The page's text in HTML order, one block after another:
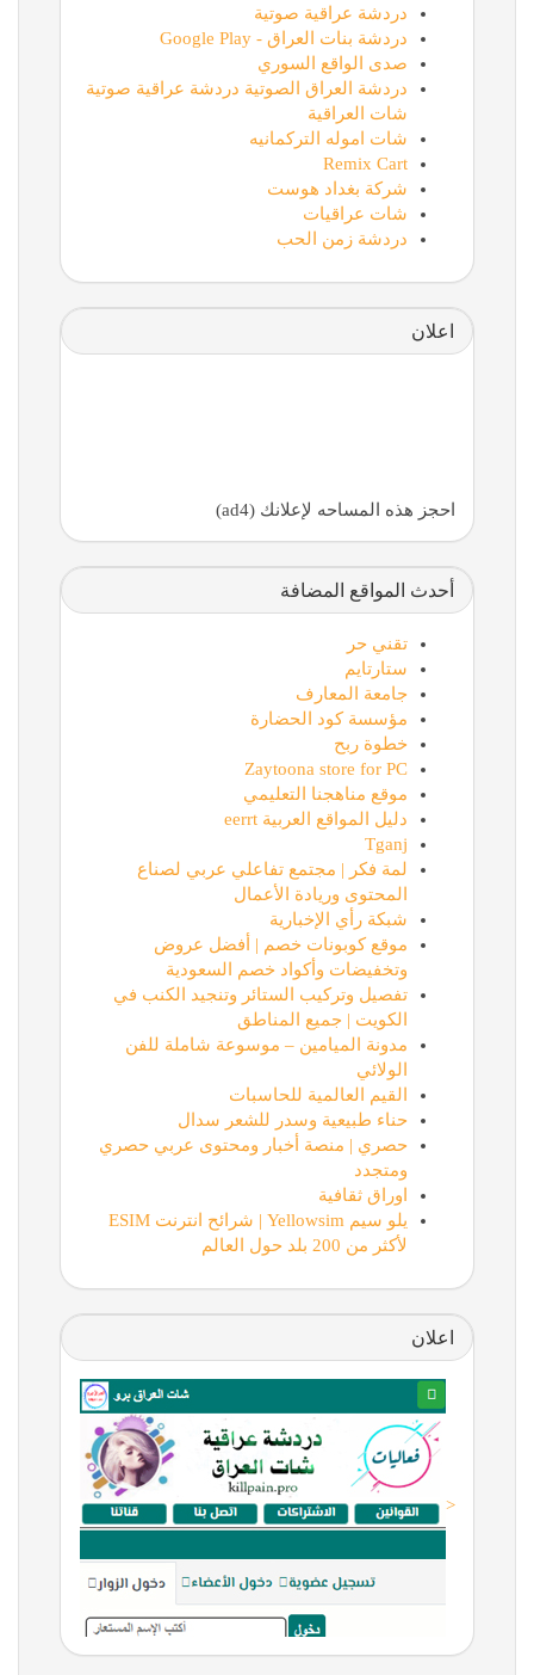
دردشة عراقية صوتية
دردشة بنات العراق - Google Play
صدى الواقع السوري
دردشة العراق الصوتية دردشة عراقية صوتية
شات العراقية
شات اموله التركمانيه
Remix Cart
شركة بغداد هوست
شات عراقيات
دردشة زمن الحب
اعلان
احجز هذه المساحه لإعلانك (ad4)
أحدث المواقع المضافة
تقني حر
ستارتايم
جامعة المعارف
مؤسسة كود الحضارة
خطوة ربح
Zaytoona store for PC
موقع مناهجنا التعليمي
دليل المواقع العربية eerrt
Tganj
لمة فكر | مجتمع تفاعلي عربي لصناع
المحتوى وريادة الأعمال
شبكة رأي الإخبارية
موقع كوبونات خصم | أفضل عروض
وتخفيضات وأكواد خصم السعودية
تفصيل وتركيب الستائر وتنجيد الكنب في
الكويت | جميع المناطق
مدونة الميامين – موسوعة شاملة للفن
الولائي
القيم العالمية للحاسبات
حناء طبيعية وسدر للشعر سدال
حصري | منصة أخبار ومحتوى عربي حصري
ومتجدد
اوراق ثقافية
يلو سيم Yellowsim | شرائح انترنت ESIM
لأكثر من 200 بلد حول العالم
اعلان
<